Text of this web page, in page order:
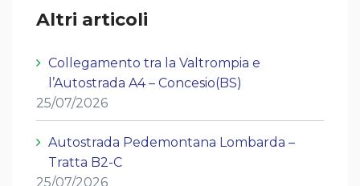
Altri articoli
Collegamento tra la Valtrompia e
l’Autostrada A4 – Concesio(BS)
25/07/2026
Autostrada Pedemontana Lombarda –
Tratta B2-C
25/07/2026